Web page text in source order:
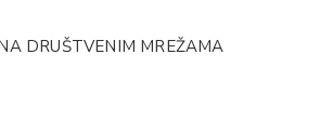
DRUŠTVENIM MREŽAMA